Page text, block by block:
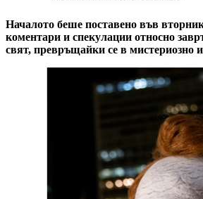
Началото беше поставено във
коментари и спекулации относно
свят, превръщайки се в мистериозно